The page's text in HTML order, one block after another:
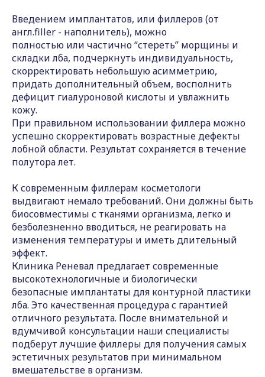
Введением имплантатов, или филлеров (от
англ.filler - наполнитель), можно
полностью или частично “стереть” морщины и
складки лба, подчеркнуть индивидуальность,
скорректировать небольшую асимметрию,
придать дополнительный объем, восполнить
дефицит гиалуроновой кислоты и увлажнить
кожу.
При правильном использовании филлера можно
успешно скорректировать возрастные дефекты
лобной области. Результат сохраняется в течение
полутора лет.
К современным филлерам косметологи
выдвигают немало требований. Они должны быть
биосовместимы с тканями организма, легко и
безболезненно вводиться, не реагировать на
изменения температуры и иметь длительный
эффект.
Клиника Реневал предлагает современные
высокотехнологичные и биологически
безопасные имплантаты для контурной пластики
лба. Это качественная процедура с гарантией
отличного результата. После внимательной и
вдумчивой консультации наши специалисты
подберут лучшие филлеры для получения самых
эстетичных результатов при минимальном
вмешательстве в организм.